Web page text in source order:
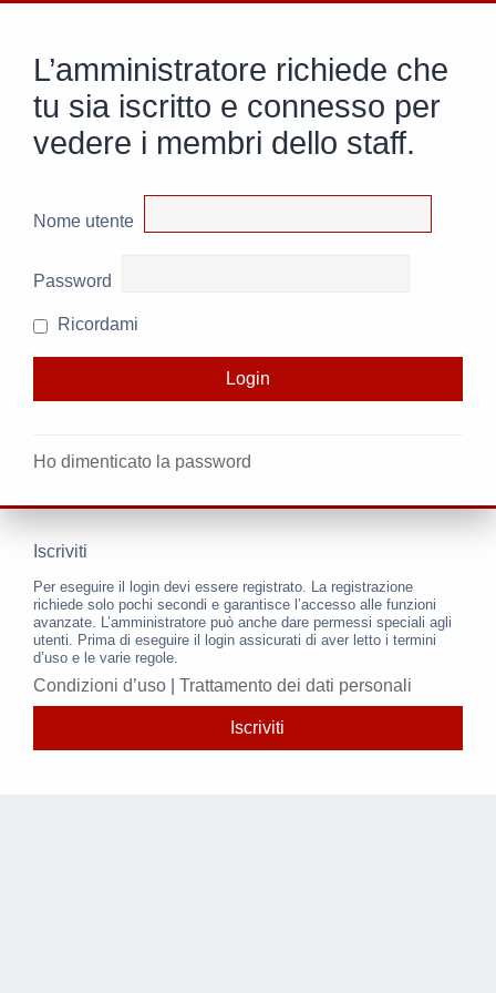
L’amministratore richiede che
tu sia iscritto e connesso per
vedere i membri dello staff.
Nome utente
Password
Ricordami
Ho dimenticato la password
Iscriviti
Per eseguire il login devi essere registrato. La registrazione
richiede solo pochi secondi e garantisce l’accesso alle funzioni
avanzate. L’amministratore può anche dare permessi speciali agli
utenti. Prima di eseguire il login assicurati di aver letto i termini
d’uso e le varie regole.
Condizioni d’uso Trattamento dei dati personali
Iscriviti